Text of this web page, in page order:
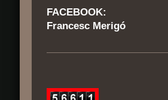
FACEBOOK:
Francesc Merigó